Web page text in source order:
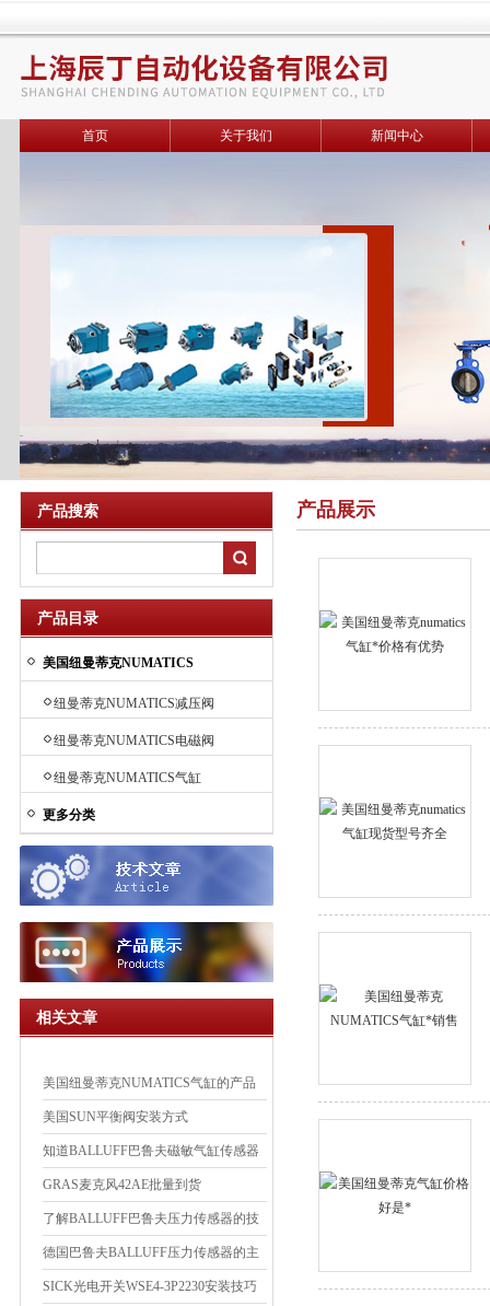
首页 关于我们 新闻中心
产品搜索
产品目录
美国纽曼蒂克NUMATICS
纽曼蒂克NUMATICS减压阀
纽曼蒂克NUMATICS电磁阀
纽曼蒂克NUMATICS气缸
更多分类
相关文章
美国纽曼蒂克NUMATICS气缸的产品
简介
美国SUN平衡阀安装方式
知道BALLUFF巴鲁夫磁敏气缸传感器
的技术参数
GRAS麦克风42AE批量到货
了解BALLUFF巴鲁夫压力传感器的技
术参数
德国巴鲁夫BALLUFF压力传感器的主
要分类
SICK光电开关WSE4-3P2230安装技巧
产品展示